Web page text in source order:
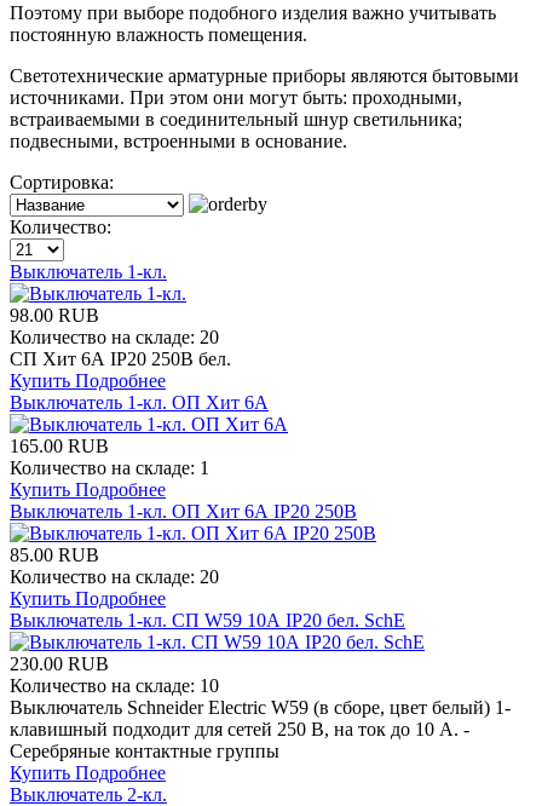
Поэтому при выборе подобного изделия важно учитывать
постоянную влажность помещения.
Светотехнические арматурные приборы являются бытовыми
источниками. При этом они могут быть: проходными,
встраиваемыми в соединительный шнур светильника;
подвесными, встроенными в основание.
Сортировка:
Количество:
Выключатель 1-кл.
98.00 RUB
Количество на складе: 20
СП Хит 6А IP20 250В бел.
Купить Подробнее
Выключатель 1-кл. ОП Хит 6А
165.00 RUB
Количество на складе: 1
Купить Подробнее
Выключатель 1-кл. ОП Хит 6А IP20 250В
85.00 RUB
Количество на складе: 20
Купить Подробнее
Выключатель 1-кл. СП W59 10А IP20 бел. SchE
230.00 RUB
Количество на складе: 10
Выключатель Schneider Electric W59 (в сборе, цвет белый) 1-
клавишный подходит для сетей 250 В, на ток до 10 А. -
Серебряные контактные группы
Купить Подробнее
Выключатель 2-кл.